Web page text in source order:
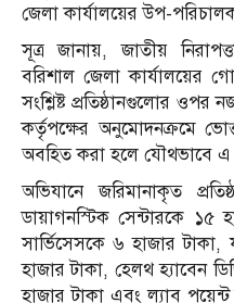
জেলা কার্যালয়ের উপ-
সূত্র জানায়, জাতীয়
বরিশাল জেলা কার্যালয়ের
সংশ্লিষ্ট প্রতিষ্ঠানগুলোর ওপর
কর্তৃপক্ষের অনুমোদনক্রমে
অবহিত করা হলে যৌথভাবে এ
অভিযানে জরিমানাকৃত
ডায়াগনস্টিক সেন্টারকে ১৫
সার্ভিসেসকে ৬ হাজার টাকা,
হাজার টাকা, হেলথ হ্যাবেন
হাজার টাকা এবং ল্যাব